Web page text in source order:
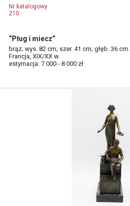
Nr katalogowy
210
“Pług i miecz”
brąz; wys. 82 cm; szer. 41 cm; głęb. 36 cm.
Francja, XIX/XX w.
estymacja: 7 000 - 8 000 zł